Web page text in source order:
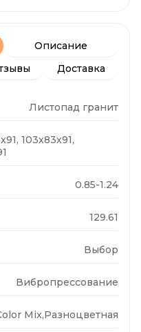
Описание
Доставка
Листопад гранит
103x83x91,
0.85-1.24
129.61
Выбор
Вибропрессование
Mix,Разноцветная